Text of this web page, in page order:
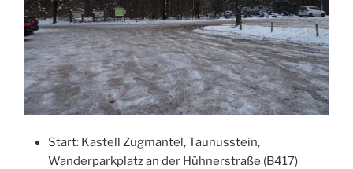
Start: Kastell Zugmantel, Taunusstein,
Wanderparkplatz an der Hühnerstraße (B417)